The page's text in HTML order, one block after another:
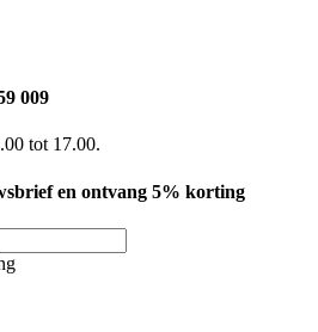
009
tot 17.00.
en ontvang 5% korting